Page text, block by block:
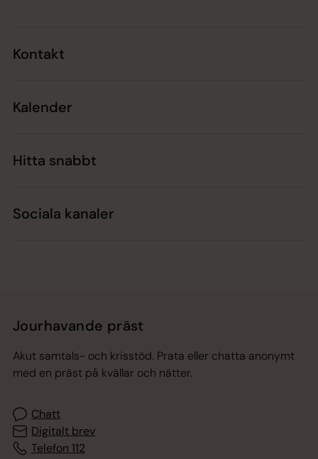
Kontakt
Kalender
Hitta snabbt
Sociala kanaler
Jourhavande präst
Akut samtals- och krisstöd. Prata eller chatta anonymt
med en präst på kvällar och nätter.
Chatt
Digitalt brev
Telefon 112